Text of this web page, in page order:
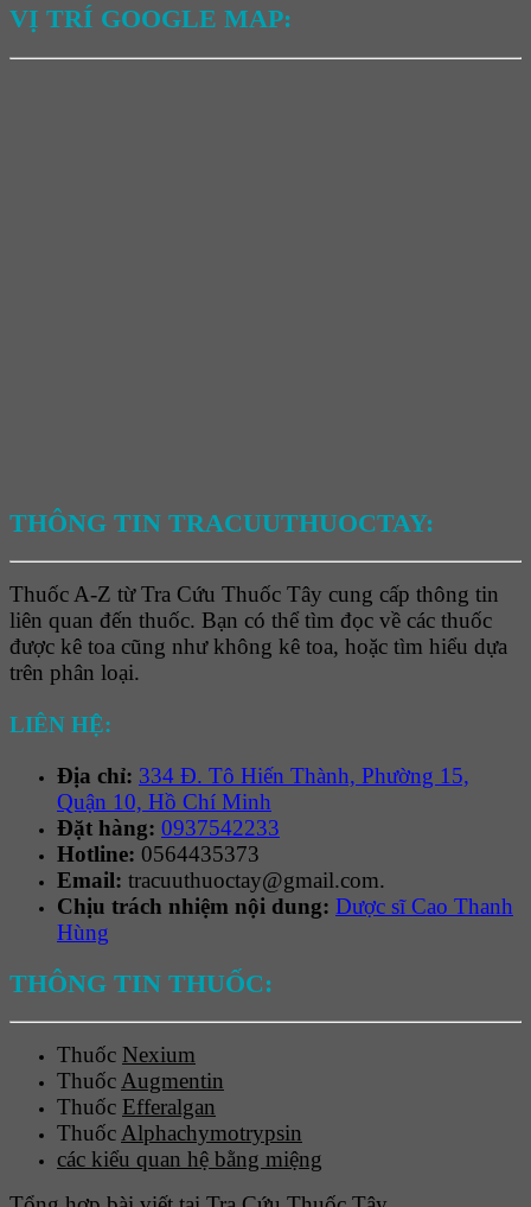
VỊ TRÍ GOOGLE MAP:
THÔNG TIN TRACUUTHUOCTAY:
Thuốc A-Z từ Tra Cứu Thuốc Tây cung cấp thông tin
liên quan đến thuốc. Bạn có thể tìm đọc về các thuốc
được kê toa cũng như không kê toa, hoặc tìm hiểu dựa
trên phân loại.
LIÊN HỆ:
Địa chỉ: 334 Đ. Tô Hiến Thành, Phường 15,
Quận 10, Hồ Chí Minh
Đặt hàng: 0937542233
Hotline: 0564435373
Email: tracuuthuoctay@gmail.com.
Chịu trách nhiệm nội dung: Dược sĩ Cao Thanh
Hùng
THÔNG TIN THUỐC:
Thuốc Nexium
ThuốcAugmentin
Thuốc Efferalgan
ThuốcAlphachymotrypsin
các kiểu quan hệ bằng miệng